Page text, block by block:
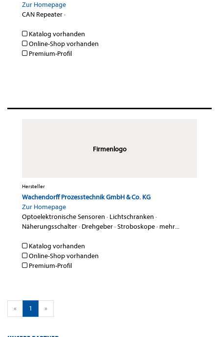
Zur Homepage
CAN Repeater·
Katalog vorhanden
Online-Shop vorhanden
Premium-Profil
Firmenlogo
Hersteller
Wachendorff Prozesstechnik GmbH & Co. KG
Zur Homepage
Optoelektronische Sensoren · Lichtschranken ·
Näherungsschalter· Drehgeber·Stroboskope· mehr...
Katalog vorhanden
Online-Shop vorhanden
Premium-Profil
« 1 »